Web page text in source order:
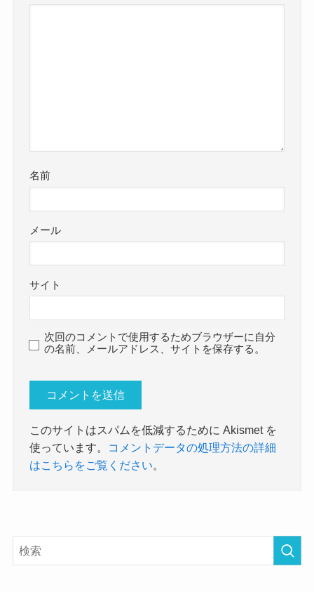
名前
メール
サイト
次回のコメントで使用するためブラウザーに自分
の名前、メールアドレス、サイトを保存する。
このサイトはスパムを低減するために Akismet を
使っています。
コメントデータの処理方法の詳細
はこちらをご覧ください